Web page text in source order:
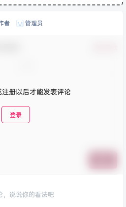
者 M 管理员
册以后才能发表评论
登录
，说说你的看法吧